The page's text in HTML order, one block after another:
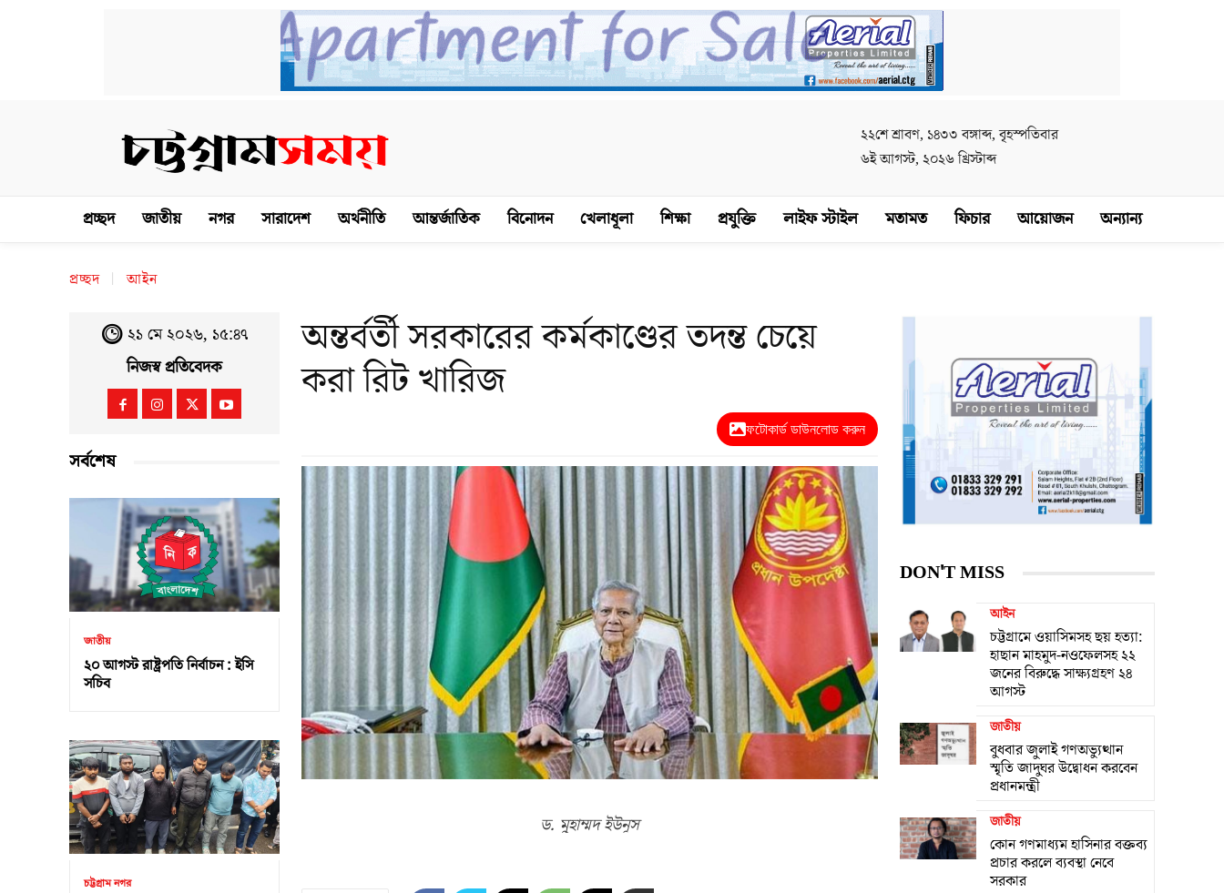
২২শে শ্রাবণ, ১৪৩৩ বঙ্গাব্দ, বৃহস্পতিবার
৬ই আগস্ট, ২০২৬ খ্রিস্টাব্দ
প্রচ্ছদ জাতীয় নগর সারাদেশ অর্থনীতি আন্তর্জাতিক বিনোদন খেলাধূলা শিক্ষা প্রযুক্তি লাইফ স্টাইল মতামত ফিচার আয়োজন অন্যান্য
প্রচ্ছদ আইন
২১ মে ২০২৬, ১৫:৪৭
নিজস্ব প্রতিবেদক
সর্বশেষ
জাতীয়
২০ আগস্ট রাষ্ট্রপতি নির্বাচন : ইসি
সচিব
চট্টগ্রাম নগর
অন্তর্বর্তী সরকারের কর্মকাণ্ডের তদন্ত চেয়ে
করা রিট খারিজ
ফটোকার্ড ডাউনলোড করুন
ড. মুহাম্মদ ইউনূস
DON'T MISS
আইন
চট্টগ্রামে ওয়াসিমসহ ছয় হত্যা:
হাছান মাহমুদ-নওফেলসহ ২২
জনের বিরুদ্ধে সাক্ষ্যগ্রহণ ২৪
আগস্ট
জাতীয়
বুধবার জুলাই গণঅভ্যুত্থান
স্মৃতি জাদুঘর উদ্বোধন করবেন
প্রধানমন্ত্রী
জাতীয়
কোন গণমাধ্যম হাসিনার বক্তব্য
প্রচার করলে ব্যবস্থা নেবে
সরকার